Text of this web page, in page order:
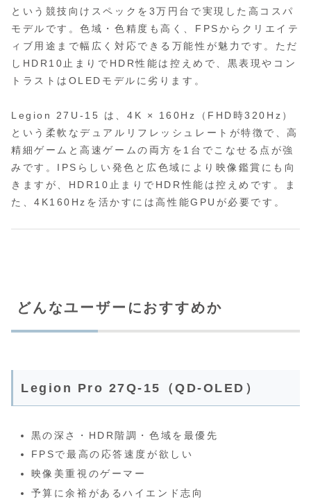
という競技向けスペックを3万円台で実現した高コスパ
モデルです。色域・色精度も高く、FPSからクリエイテ
ィブ用途まで幅広く対応できる万能性が魅力です。ただ
しHDR10止まりでHDR性能は控えめで、黒表現やコン
トラストはOLEDモデルに劣ります。
Legion 27U‑15 は、4K × 160Hz（FHD時320Hz）
という柔軟なデュアルリフレッシュレートが特徴で、高
精細ゲームと高速ゲームの両方を1台でこなせる点が強
みです。IPSらしい発色と広色域により映像鑑賞にも向
きますが、HDR10止まりでHDR性能は控えめです。ま
た、4K160Hzを活かすには高性能GPUが必要です。
どんなユーザーにおすすめか
Legion Pro 27Q‑15（QD‑OLED）
黒の深さ・HDR階調・色域を最優先
FPSで最高の応答速度が欲しい
映像美重視のゲーマー
予算に余裕があるハイエンド志向